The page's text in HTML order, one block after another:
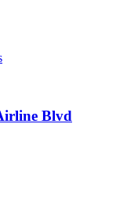
Blvd